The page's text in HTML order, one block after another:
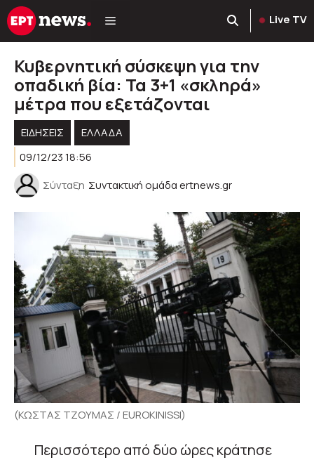
Μετάβαση
σε
Live TV
Κυβερνητική σύσκεψη για την
οπαδική βία: Τα 3+1 «σκληρά»
μέτρα που εξετάζονται
ΕΙΔΗΣΕΙΣ
ΕΛΛΑΔΑ
09/12/23 18:56
Σύνταξη Συντακτική ομάδα ertnews.gr
(ΚΩΣΤΑΣ ΤΖΟΥΜΑΣ / EUROKINISSI)
Περισσότερο από δύο ώρες κράτησε